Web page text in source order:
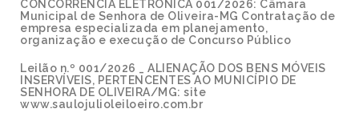
CONCORRÊNCIA ELETRÔNICA 001/2026: Câmara
Municipal de Senhora de Oliveira-MG Contratação de
empresa especializada em planejamento,
organização e execução de Concurso Público
Leilão n.º 001/2026 _ ALIENAÇÃO DOS BENS MÓVEIS
INSERVÍVEIS, PERTENCENTES AO MUNICÍPIO DE
SENHORA DE OLIVEIRA/MG: site
www.saulojulioleiloeiro.com.br